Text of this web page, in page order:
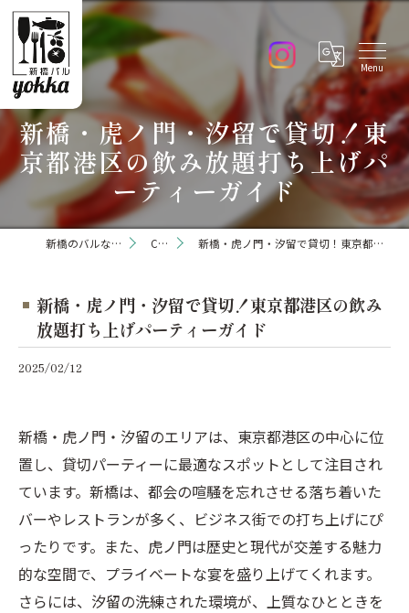
新橋・虎ノ門・汐留で貸切！東
京都港区の飲み放題打ち上げパ
ーティーガイド
新橋のバルなら新橋バル yokka Column 新橋・虎ノ門・汐留で貸切！東京都港区の飲み放題打ち上げパーティーガイド
新橋・虎ノ門・汐留で貸切！東京都港区の飲み
放題打ち上げパーティーガイド
2025/02/12
新橋・虎ノ門・汐留のエリアは、東京都港区の中心に位
置し、貸切パーティーに最適なスポットとして注目され
ています。新橋は、都会の喧騒を忘れさせる落ち着いた
バーやレストランが多く、ビジネス街での打ち上げにぴ
ったりです。また、虎ノ門は歴史と現代が交差する魅力
的な空間で、プライベートな宴を盛り上げてくれます。
さらには、汐留の洗練された環境が、上質なひとときを